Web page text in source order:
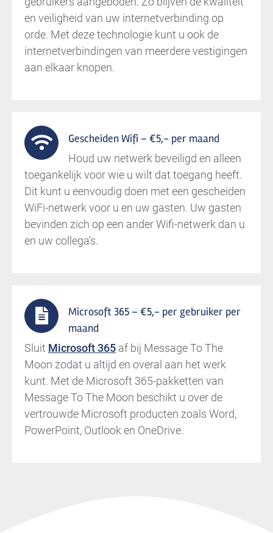
en veiligheid van uw internetverbinding op
orde. Met deze technologie kunt u ook de
internetverbindingen van meerdere vestigingen
aan elkaar knopen.
Gescheiden Wifi – €5,- per maand
Houd uw netwerk beveiligd en alleen
toegankelijk voor wie u wilt dat toegang heeft.
Dit kunt u eenvoudig doen met een gescheiden
WiFi-netwerk voor u en uw gasten. Uw gasten
bevinden zich op een ander Wifi-netwerk dan u
en uw collega’s.
Microsoft 365 – €5,- per gebruiker per
maand
Sluit Microsoft 365 af bij Message To The
Moon zodat u altijd en overal aan het werk
kunt. Met de Microsoft 365-pakketten van
Message To The Moon beschikt u over de
vertrouwde Microsoft producten zoals Word,
PowerPoint, Outlook en OneDrive.